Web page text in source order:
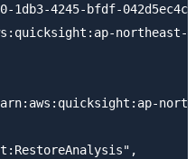
1db3-4245-bfdf-